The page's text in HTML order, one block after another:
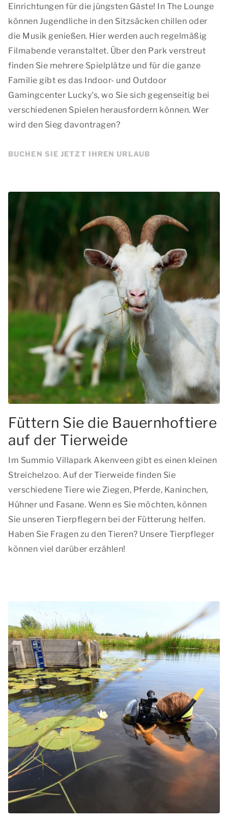
Einrichtungen für die jüngsten Gäste! In The Lounge
können Jugendliche in den Sitzsäcken chillen oder
die Musik genießen. Hier werden auch regelmäßig
Filmabende veranstaltet. Über den Park verstreut
finden Sie mehrere Spielplätze und für die ganze
Familie gibt es das Indoor- und Outdoor
Gamingcenter Lucky's, wo Sie sich gegenseitig bei
verschiedenen Spielen herausfordern können. Wer
wird den Sieg davontragen?
BUCHEN SIE JETZT IHREN URLAUB
Füttern Sie die Bauernhoftiere
auf der Tierweide
Im Summio Villapark Akenveen gibt es einen kleinen
Streichelzoo. Auf der Tierweide finden Sie
verschiedene Tiere wie Ziegen, Pferde, Kaninchen,
Hühner und Fasane. Wenn es Sie möchten, können
Sie unseren Tierpflegern bei der Fütterung helfen.
Haben Sie Fragen zu den Tieren? Unsere Tierpfleger
können viel darüber erzählen!